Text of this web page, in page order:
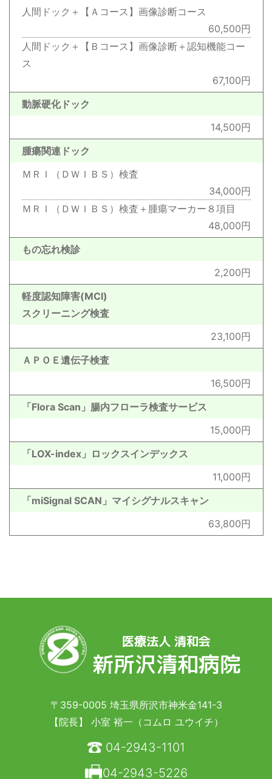
人間ドック＋【Ａコース】画像診断コース
60,500円
人間ドック＋【Ｂコース】画像診断＋認知機能コー
ス
67,100円
動脈硬化ドック
14,500円
腫瘍関連ドック
ＭＲＩ（ＤＷＩＢＳ）検査
34,000円
ＭＲＩ（ＤＷＩＢＳ）検査＋腫瘍マーカー８項目
48,000円
もの忘れ検診
2,200円
軽度認知障害(MCI)
スクリーニング検査
23,100円
ＡＰＯＥ遺伝子検査
16,500円
「Flora Scan」腸内フローラ検査サービス
15,000円
「LOX-index」ロックスインデックス
11,000円
「miSignal SCAN」マイシグナルスキャン
63,800円
医療法人 清和会
新所沢清和病院
〒359-0005 埼玉県所沢市神米金141-3
【院長】 小室 裕一（コムロ ユウイチ）
04-2943-1101
04-2943-5226